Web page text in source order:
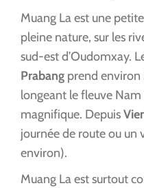
Muang La est une
pleine nature, sur les
sud-est d’Oudomxay.
Prabang prend
longeant le fleuve
magnifique. Depuis
journée de route ou un
environ).
Muang La est surtout